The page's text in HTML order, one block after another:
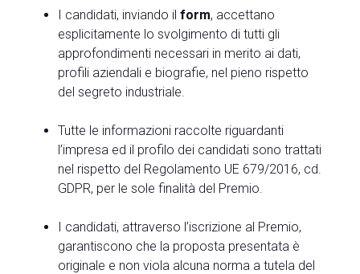
I candidati, inviando il form, accettano
esplicitamente lo svolgimento di tutti gli
approfondimenti necessari in merito ai dati,
profili aziendali e biografie, nel pieno rispetto
del segreto industriale.
Tutte le informazioni raccolte riguardanti
l’impresa ed il profilo dei candidati sono trattati
nel rispetto del Regolamento UE 679/2016, cd.
GDPR, per le sole finalità del Premio.
I candidati, attraverso l’iscrizione al Premio,
garantiscono che la proposta presentata è
originale e non viola alcuna norma a tutela del